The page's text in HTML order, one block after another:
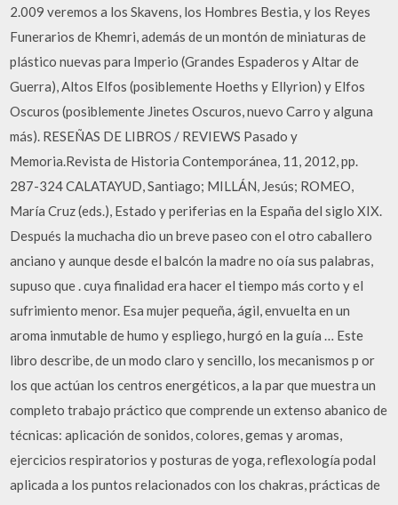
2.009 veremos a los Skavens, los Hombres Bestia, y los Reyes
Funerarios de Khemri, además de un montón de miniaturas de
plástico nuevas para Imperio (Grandes Espaderos y Altar de
Guerra), Altos Elfos (posiblemente Hoeths y Ellyrion) y Elfos
Oscuros (posiblemente Jinetes Oscuros, nuevo Carro y alguna
más). RESEÑAS DE LIBROS / REVIEWS Pasado y
Memoria.Revista de Historia Contemporánea, 11, 2012, pp.
287-324 CALATAYUD, Santiago; MILLÁN, Jesús; ROMEO,
María Cruz (eds.), Estado y periferias en la España del siglo XIX.
Después la muchacha dio un breve paseo con el otro caballero
anciano y aunque desde el balcón la madre no oía sus palabras,
supuso que . cuya finalidad era hacer el tiempo más corto y el
sufrimiento menor. Esa mujer pequeña, ágil, envuelta en un
aroma inmutable de humo y espliego, hurgó en la guía … Este
libro describe, de un modo claro y sencillo, los mecanismos p or
los que actúan los centros energéticos, a la par que muestra un
completo trabajo práctico que comprende un extenso abanico de
técnicas: aplicación de sonidos, colores, gemas y aromas,
ejercicios respiratorios y posturas de yoga, reflexología podal
aplicada a los puntos relacionados con los chakras, prácticas de